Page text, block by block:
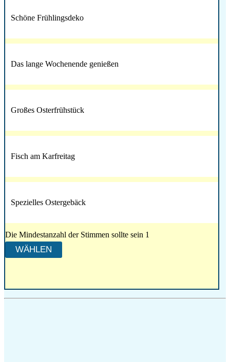
Schöne Frühlingsdeko
Das lange Wochenende genießen
Großes Osterfrühstück
Fisch am Karfreitag
Spezielles Ostergebäck
Die Mindestanzahl der Stimmen sollte sein 1